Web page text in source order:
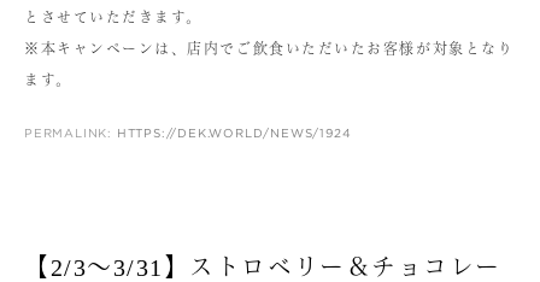
とさせていただきます。
※本キャンペーンは、店内でご飲食いただいたお客様が対象となり
ます。
PERMALINK: HTTPS://DEK.WORLD/NEWS/1924
【2/3〜3/31】ストロベリー＆チョコレー